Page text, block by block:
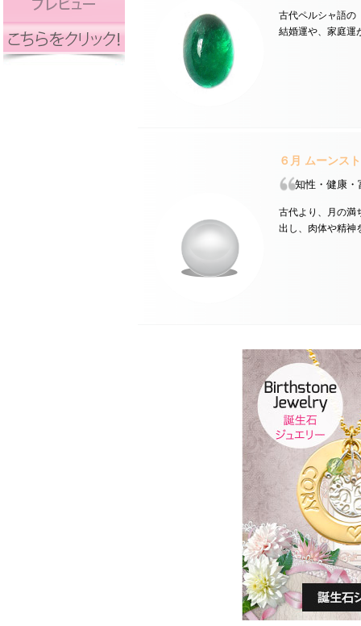
古代ペルシャ語の
結婚運や、家庭運
６月 ムーンス
知性・健康・
古代より、月の満
出し、肉体や精神